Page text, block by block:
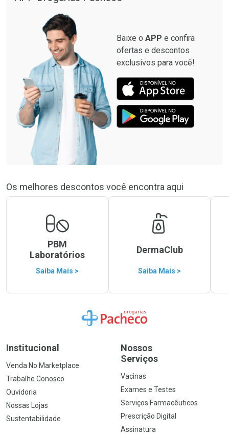
Baixe o APP e confira
ofertas e descontos
exclusivos para você!
Os melhores descontos você encontra aqui
PBM
Laboratórios
Saiba Mais >
DermaClub
Saiba Mais >
Ir para a Home
Institucional
Venda No Marketplace
Trabalhe Conosco
Ouvidoria
Nossas Lojas
Sustentabilidade
Nossos
Serviços
Vacinas
Exames e Testes
Serviços Farmacêuticos
Prescrição Digital
Assinatura